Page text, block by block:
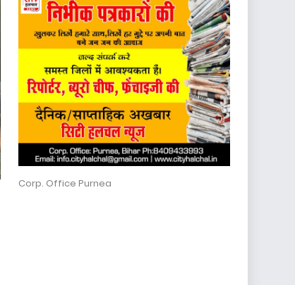
Corp. Office Purnea